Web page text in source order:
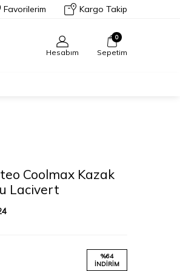
Favorilerim Kargo Takip
Hesabım
0
Sepetim
Coolmax Kazak
Lacivert
%64
İNDIRIM